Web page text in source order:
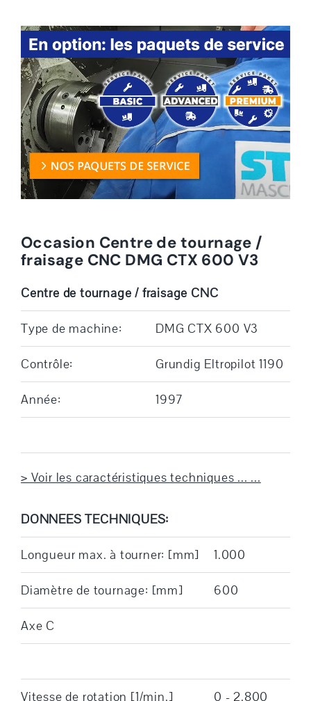
Occasion Centre de tournage /
fraisage CNC DMG CTX 600 V3
Centre de tournage / fraisage CNC
Type de machine: DMG CTX 600 V3
Contrôle: Grundig Eltropilot 1190
Année: 1997
> Voir les caractéristiques techniques ... ...
DONNEES TECHNIQUES:
Longueur max. à tourner: [mm] 1.000
Diamètre de tournage: [mm] 600
Axe C
Vitesse de rotation [1/min.] 0 - 2.800